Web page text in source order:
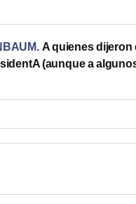
. A quienes dijeron
(aunque a